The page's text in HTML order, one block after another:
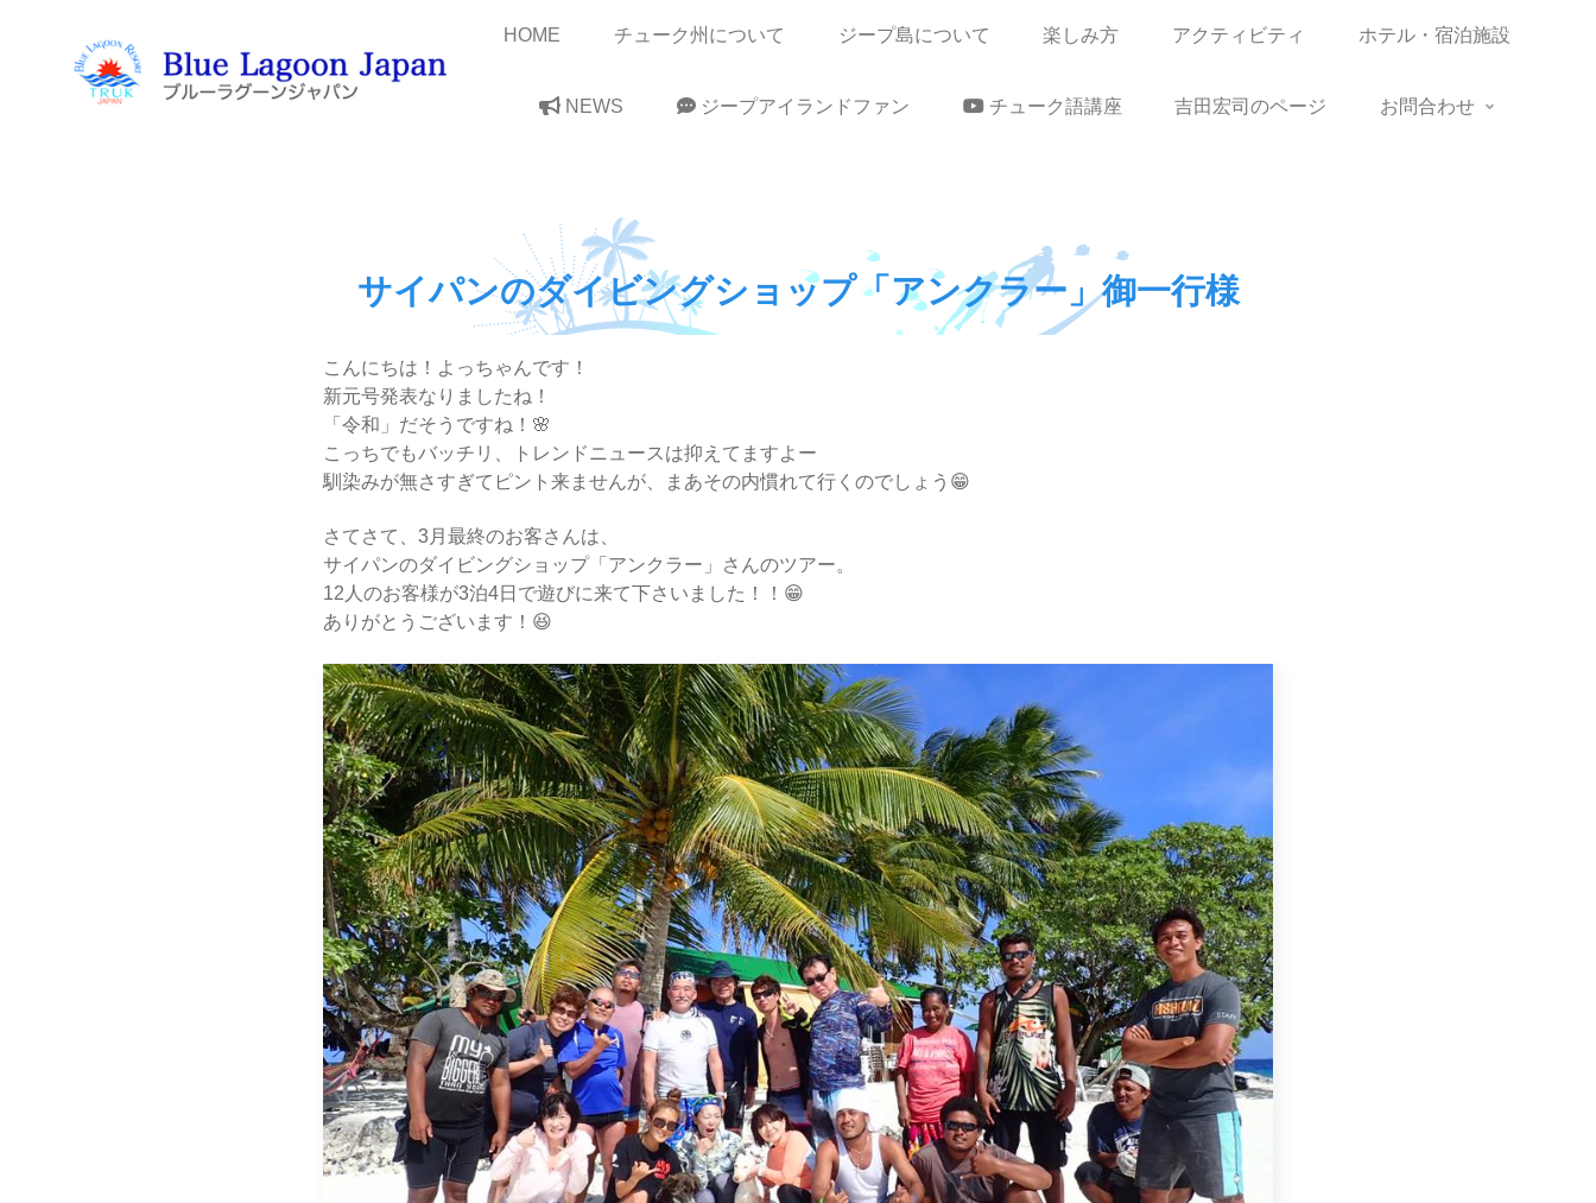
HOME チューク州について ジープ島について 楽しみ方 アクティビティ ホテル・宿泊施設
NEWS ジープアイランドファン チューク語講座 吉田宏司のページ お問合わせ
サイパンのダイビングショップ「アンクラー」御一行様
こんにちは！よっちゃんです！
新元号発表なりましたね！
「令和」だそうですね！🌸
こっちでもバッチリ、トレンドニュースは抑えてますよー
馴染みが無さすぎてピント来ませんが、まあその内慣れて行くのでしょう😁
さてさて、3月最終のお客さんは、
サイパンのダイビングショップ「アンクラー」さんのツアー。
12人のお客様が3泊4日で遊びに来て下さいました！！😁
ありがとうございます！😆